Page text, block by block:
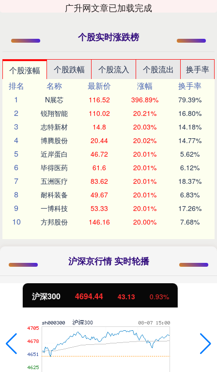
广升网文章已加载完成
个股实时涨跌榜
个股涨幅 个股跌幅 个股流入 个股流出
换手率
排名
名称 最新价 涨幅
换手率
1
N展芯 116.52 396.89% 79.39%
2 锐翔智能 110.02 20.21% 16.80%
3 志特新材 14.8 20.03% 14.18%
4 博腾股份 20.44 20.02% 14.77%
5 近岸蛋白 46.72 20.01% 5.62%
6 毕得医药 61.6 20.01% 6.12%
7 五洲医疗 83.62 20.01% 18.37%
8 耐科装备 49.67 20.01% 6.83%
9 一博科技 53.33 20.01% 17.26%
10 方邦股份 146.16 20.00% 7.68%
沪深京行情 实时轮播
北证50 1134.24 11.37 1.01%